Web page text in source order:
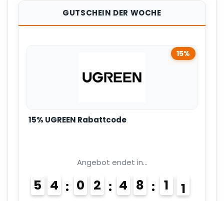
GUTSCHEIN DER WOCHE
15%
15% UGREEN Rabattcode
Angebot endet in...
5 4 0 2 4 8 0
1 9
0